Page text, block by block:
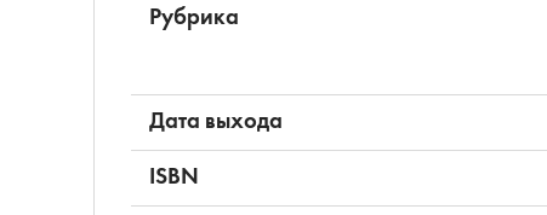
Рубрика
Дата выхода
ISBN